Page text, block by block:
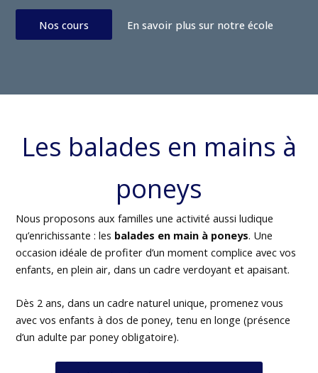
Nos cours En savoir plus sur notre école
Les balades en mains à
poneys
Nous proposons aux familles une activité aussi ludique
qu’enrichissante : les balades en main à poneys. Une
occasion idéale de profiter d’un moment complice avec vos
enfants, en plein air, dans un cadre verdoyant et apaisant.
Dès 2 ans, dans un cadre naturel unique, promenez vous
avec vos enfants à dos de poney, tenu en longe (présence
d’un adulte par poney obligatoire).